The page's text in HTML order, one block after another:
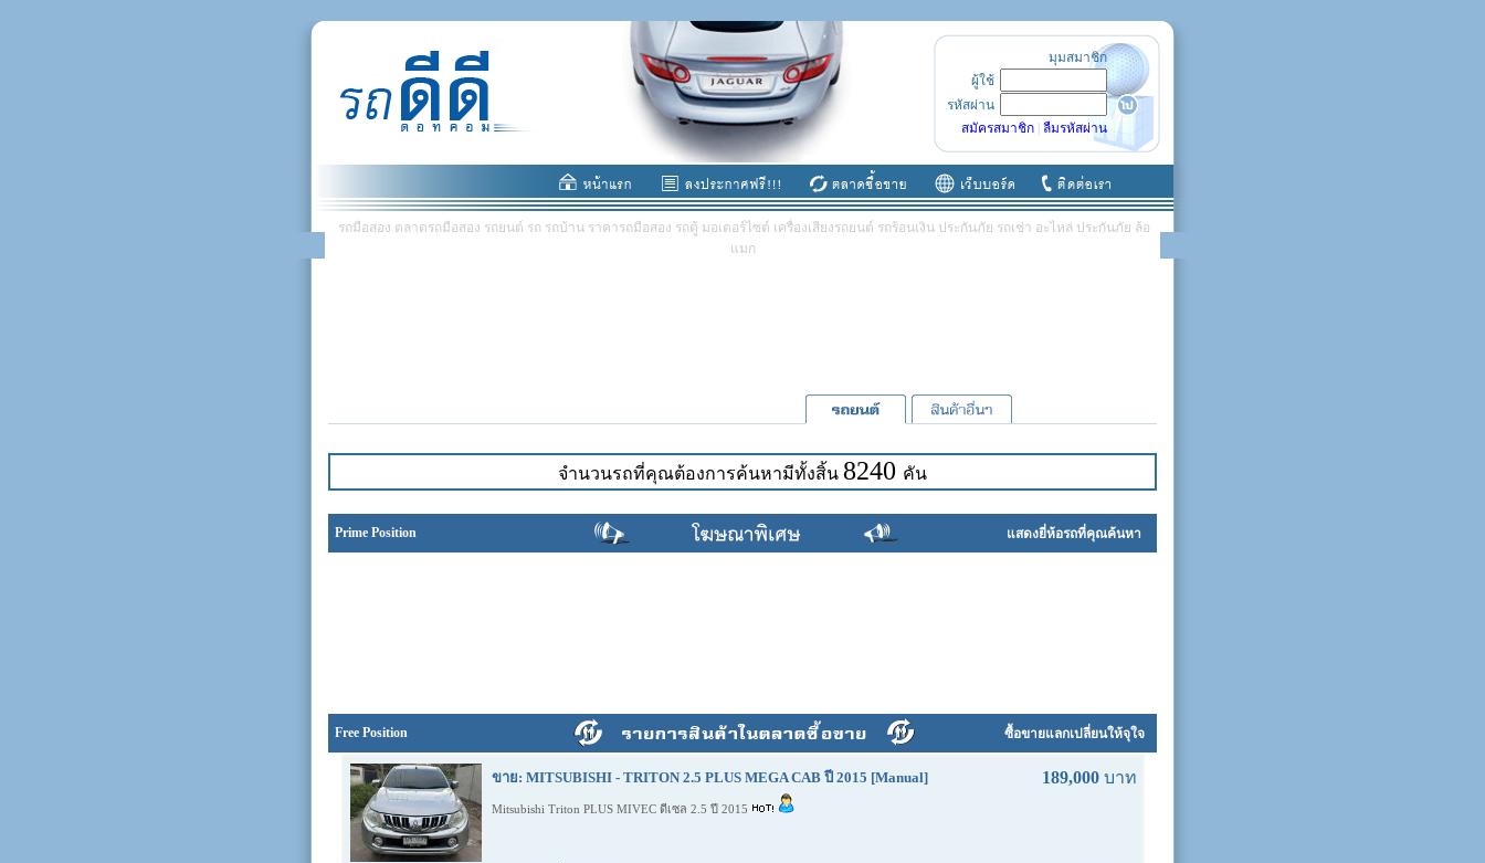
มุมสมาชิก
ผู้ใช้
รหัสผ่าน
สมัครสมาชิก ลืมรหัสผ่าน
รถมือสอง ตลาดรถมือสอง รถยนต์ รถ รถบ้าน ราคารถมือสอง รถตู้ มอเตอร์ไซต์ เครื่องเสียงรถยนต์ รถร้อนเงิน ประกันภัย รถเช่า อะไหล่ ประกันภัย ล้อ
แมก
จำนวนรถที่คุณต้องการค้นหามีทั้งสิ้น 8240 คัน
Prime Position แสดงยี่ห้อรถที่คุณค้นหา
Free Position ซื้อขายแลกเปลี่ยนให้จุใจ
ขาย: MITSUBISHI - TRITON 2.5 PLUS MEGA CAB ปี 2015 [Manual] 189,000บาท
Mitsubishi Triton PLUS MIVEC ดีเซล 2.5 ปี 2015